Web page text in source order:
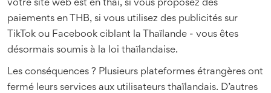
votre site web est en thaï, si vous proposez des
paiements en THB, si vous utilisez des publicités sur
TikTok ou Facebook ciblant la Thaïlande - vous êtes
désormais soumis à la loi thaïlandaise.
Les conséquences ? Plusieurs plateformes étrangères ont
fermé leurs services aux utilisateurs thaïlandais. D’autres